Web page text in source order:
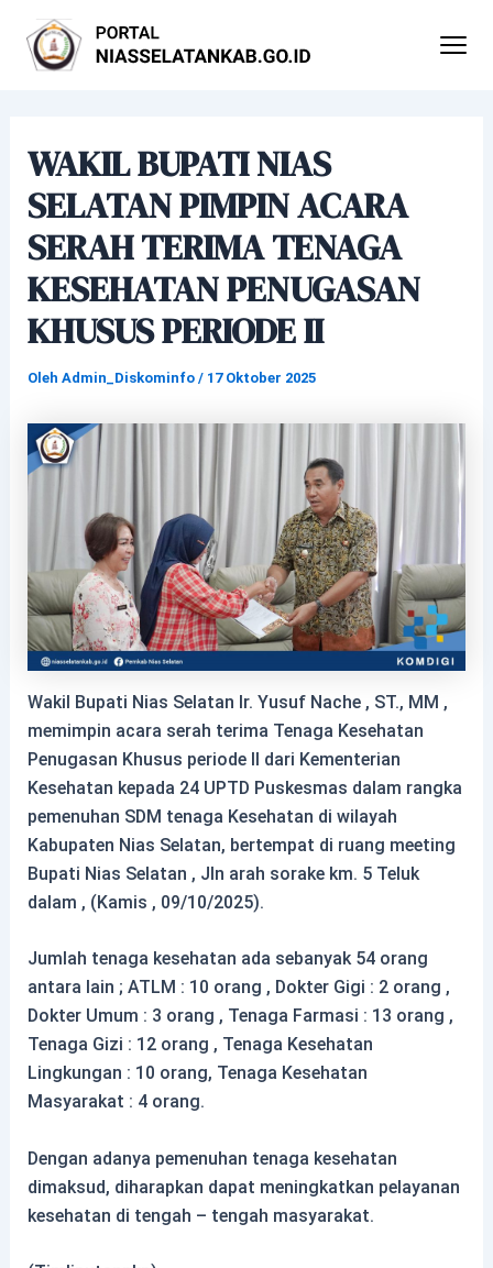
konten
WAKIL BUPATI NIAS
SELATAN PIMPIN ACARA
SERAH TERIMA TENAGA
KESEHATAN PENUGASAN
KHUSUS PERIODE II
Oleh Admin_Diskominfo / 17 Oktober 2025
Wakil Bupati Nias Selatan Ir. Yusuf Nache , ST., MM ,
memimpin acara serah terima Tenaga Kesehatan
Penugasan Khusus periode II dari Kementerian
Kesehatan kepada 24 UPTD Puskesmas dalam rangka
pemenuhan SDM tenaga Kesehatan di wilayah
Kabupaten Nias Selatan, bertempat di ruang meeting
Bupati Nias Selatan , Jln arah sorake km. 5 Teluk
dalam , (Kamis , 09/10/2025).
Jumlah tenaga kesehatan ada sebanyak 54 orang
antara lain ; ATLM : 10 orang , Dokter Gigi : 2 orang ,
Dokter Umum : 3 orang , Tenaga Farmasi : 13 orang ,
Tenaga Gizi : 12 orang , Tenaga Kesehatan
Lingkungan : 10 orang, Tenaga Kesehatan
Masyarakat : 4 orang.
Dengan adanya pemenuhan tenaga kesehatan
dimaksud, diharapkan dapat meningkatkan pelayanan
kesehatan di tengah – tengah masyarakat.
navigation